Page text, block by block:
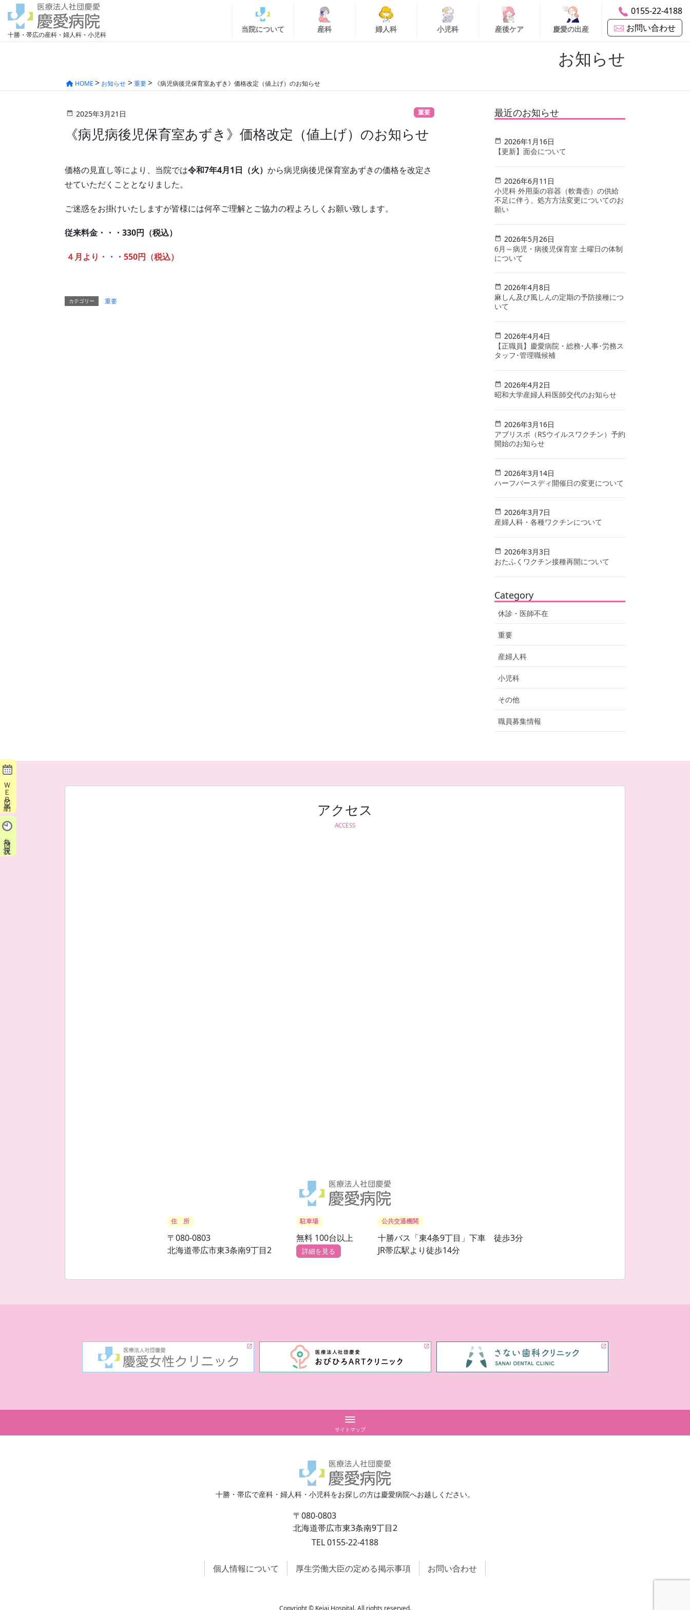
十勝・帯広の産科・婦人科・小児科
当院について 産科 婦人科 小児科 産後ケア 慶愛の出産
0155-22-4188
お問い合わせ
お知らせ
HOME お知らせ 重要 《病児病後児保育室あずき》価格改定（値上げ）のお知らせ
2025年3月21日 重要
《病児病後児保育室あずき》価格改定（値上げ）のお知らせ
価格の見直し等により、当院では令和7年4月1日（火） から病児病後児保育室あずきの価格を改定さ
せていただくこととなりました。
ご迷惑をお掛けいたしますが皆様には何卒ご理解とご協力の程よろしくお願い致します。
従来料金・・・330円（税込）
４月より・・・550円（税込）
カテゴリー 重要
最近のお知らせ
2026年1月16日
【更新】面会について
2026年6月11日
小児科 外用薬の容器（軟膏壺）の供給
不足に伴う、処方方法変更についてのお
願い
2026年5月26日
6月～病児・病後児保育室 土曜日の体制
について
2026年4月8日
麻しん及び風しんの定期の予防接種につ
いて
2026年4月4日
【正職員】慶愛病院・総務･人事･労務ス
タッフ･管理職候補
2026年4月2日
昭和大学産婦人科医師交代のお知らせ
2026年3月16日
アブリスボ（RSウイルスワクチン）予約
開始のお知らせ
2026年3月14日
ハーフバースディ開催日の変更について
2026年3月7日
産婦人科・各種ワクチンについて
2026年3月3日
おたふくワクチン接種再開について
Category
休診・医師不在
重要
産婦人科
小児科
その他
職員募集情報
アクセス
ACCESS
住 所
〒080-0803
北海道帯広市東3条南9丁目2
駐車場
無料 100台以上
詳細を見る
公共交通機関
十勝バス「東4条9丁目」下車 徒歩3分
JR帯広駅より徒歩14分
サイトマップ
おっぱい・育児相談
産後２週間健診（ベビママ）
慶愛病院の特徴
施設のご案内
母親学級と家族に知ってほしいこ
と
面会について
十勝・帯広で産科・婦人科・小児科をお探しの方は慶愛病院へお越しください。
〒080-0803
北海道帯広市東3条南9丁目2
TEL 0155-22-4188
個人情報について 厚生労働大臣の定める掲示事項 お問い合わせ
Copyright © Keiai Hospital. All rights reserved.
ＷＥＢ予約
待ち状況